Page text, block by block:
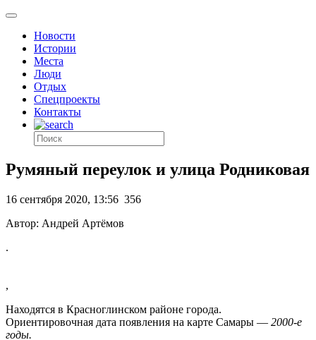
Новости
Истории
Места
Люди
Отдых
Спецпроекты
Контакты
Румяный переулок и улица Родниковая
16 сентября 2020, 13:56 356
Автор: Андрей Артёмов
.
,
Находятся в Красноглинском районе города.
Ориентировочная дата появления на карте Самары — 2000-е
годы.